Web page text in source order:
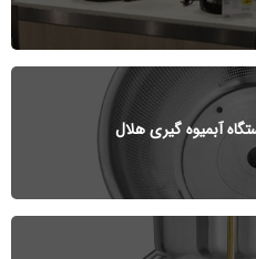
آبمیوه گیری هلال